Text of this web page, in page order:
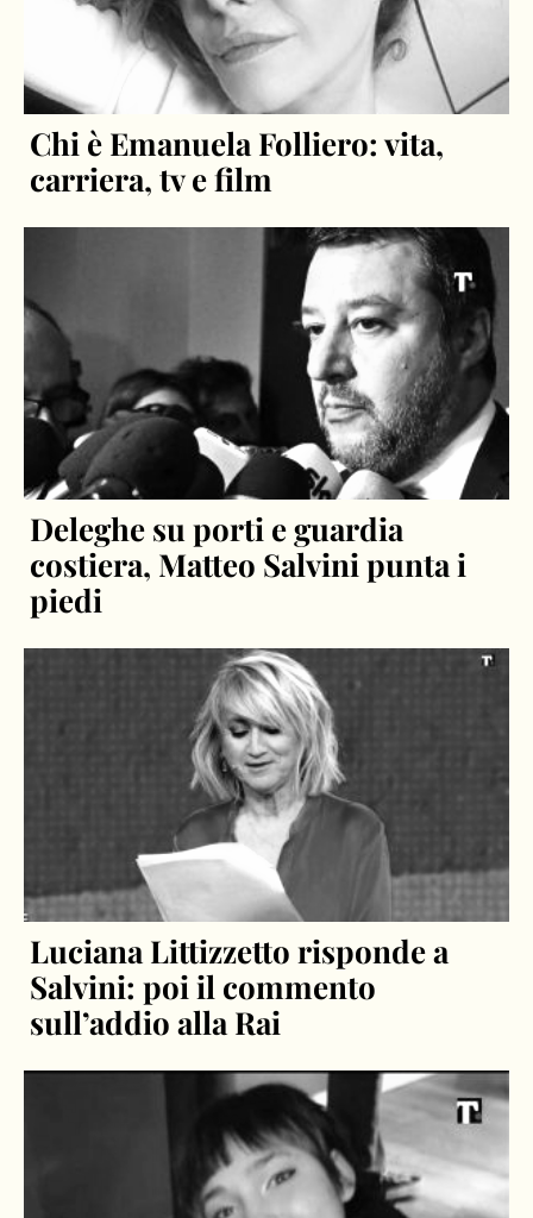
Chi è Emanuela Folliero: vita,
carriera, tv e film
Deleghe su porti e guardia
costiera, Matteo Salvini punta i
piedi
Luciana Littizzetto risponde a
Salvini: poi il commento
sull’addio alla Rai